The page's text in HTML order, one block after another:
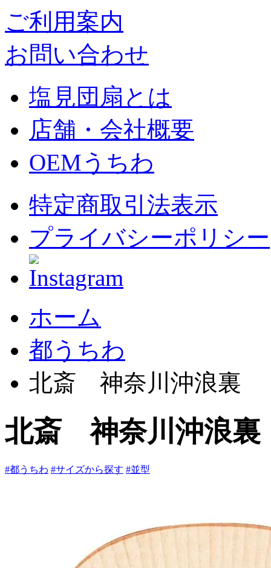
ご利用案内
お問い合わせ
塩見団扇とは
店舗・会社概要
OEMうちわ
特定商取引法表示
プライバシーポリシー
ホーム
都うちわ
北斎 神奈川沖浪裏
北斎 神奈川沖浪裏
#都うちわ #サイズから探す #並型